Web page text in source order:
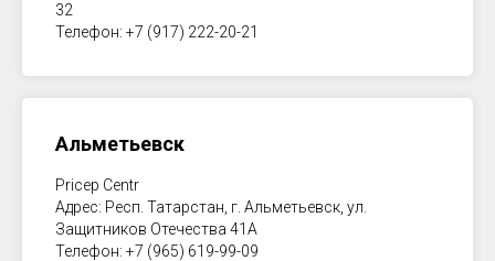
32
Телефон: +7 (917) 222-20-21
Альметьевск
Pricep Centr
Адрес: Респ. Татарстан, г. Альметьевск, ул.
Защитников Отечества 41А
Телефон: +7 (965) 619-99-09